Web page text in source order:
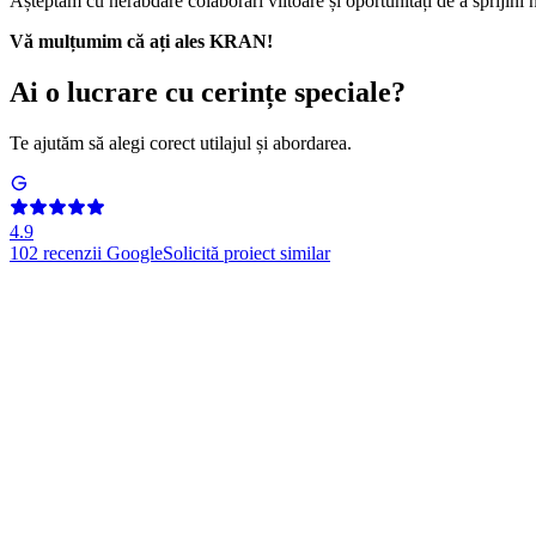
Vă mulțumim că ați ales KRAN!
Ai o lucrare cu cerințe speciale?
Te ajutăm să alegi corect utilajul și abordarea.
4.9
102 recenzii GoogleSolicită proiect similar